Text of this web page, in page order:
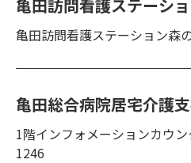
亀田訪問看護ステーシ
亀田訪問看護ステーション
亀田総合病院居宅介護
1階インフォメーションカウ
1246